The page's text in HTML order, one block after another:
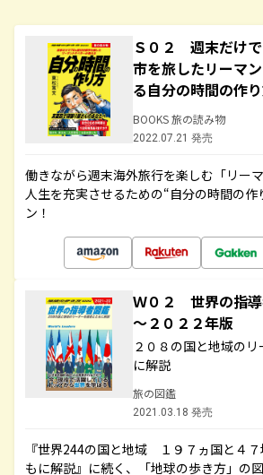
Ｓ０２ 週末だけ
市を旅したリーマ
る自分の時間の作
BOOKS 旅の読み物
2022.07.21 発売
働きながら週末海外旅行を楽しむ「リー
人生を充実させるための“自分の時間の作
ン！
Ｗ０２ 世界の指
～２０２２年版
２０８の国と地域の
に解説
旅の図鑑
2021.03.18 発売
『世界244の国と地域 １９７ヵ国と４
もに解説』に続く、「地球の歩き方」の